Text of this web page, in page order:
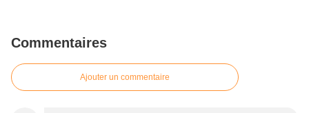
Commentaires
Ajouter un commentaire